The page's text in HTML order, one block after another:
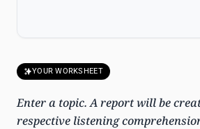
YOUR WORKSHEET
Enter a topic. A report will be
respective listening